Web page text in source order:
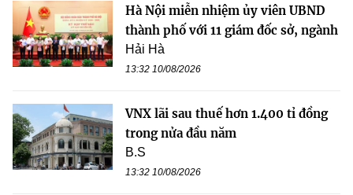
Hà Nội miễn nhiệm ủy viên UBND
thành phố với 11 giám đốc sở, ngành
Hải Hà
13:32 10/08/2026
VNX lãi sau thuế hơn 1.400 tỉ đồng
trong nửa đầu năm
B.S
13:32 10/08/2026